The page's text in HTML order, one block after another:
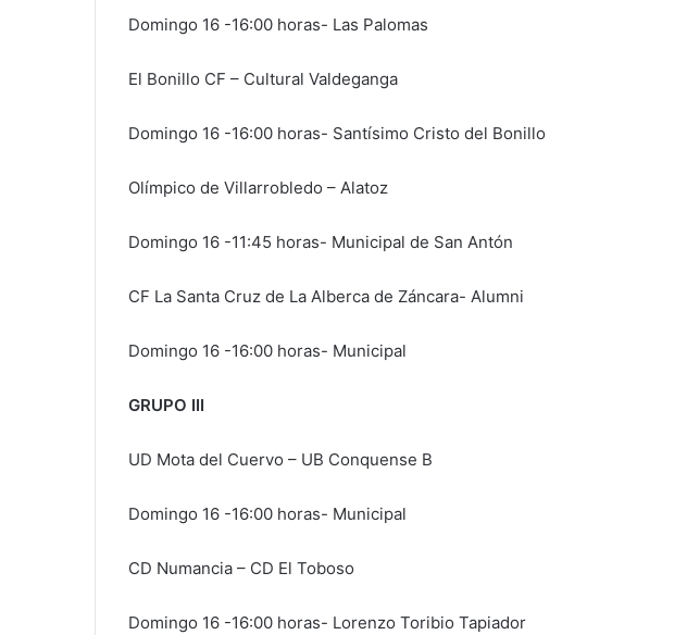
Domingo 16 -16:00 horas- Las Palomas
El Bonillo CF – Cultural Valdeganga
Domingo 16 -16:00 horas- Santísimo Cristo del Bonillo
Olímpico de Villarrobledo – Alatoz
Domingo 16 -11:45 horas- Municipal de San Antón
CF La Santa Cruz de La Alberca de Záncara- Alumni
Domingo 16 -16:00 horas- Municipal
GRUPO III
UD Mota del Cuervo – UB Conquense B
Domingo 16 -16:00 horas- Municipal
CD Numancia – CD El Toboso
Domingo 16 -16:00 horas- Lorenzo Toribio Tapiador